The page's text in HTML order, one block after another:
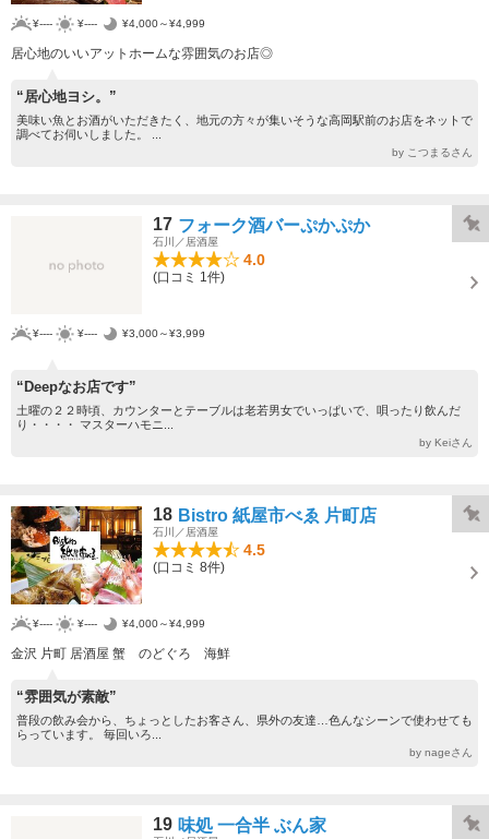
¥---- ¥---- ¥4,000～¥4,999
居心地のいいアットホームな雰囲気のお店◎
“居心地ヨシ。”
美味い魚とお酒がいただきたく、地元の方々が集いそうな高岡駅前のお店をネットで
調べてお伺いしました。 ...
by こつまるさん
17 フォーク酒バーぷかぷか
石川／居酒屋
4.0
(口コミ 1件)
¥---- ¥---- ¥3,000～¥3,999
“Deepなお店です”
土曜の２２時頃、カウンターとテーブルは老若男女でいっぱいで、唄ったり飲んだ
り・・・・ マスターハモニ...
by Keiさん
18 Bistro 紙屋市べゑ 片町店
石川／居酒屋
4.5
(口コミ 8件)
¥---- ¥---- ¥4,000～¥4,999
金沢 片町 居酒屋 蟹 のどぐろ 海鮮
“雰囲気が素敵”
普段の飲み会から、ちょっとしたお客さん、県外の友達…色んなシーンで使わせても
らっています。 毎回いろ...
by nageさん
19 味処 一合半 ぶん家